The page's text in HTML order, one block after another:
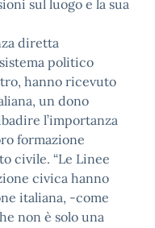
sul luogo e la sua
diretta
politico
hanno ricevuto
un dono
l’importanza
formazione
civile. “Le Linee
civica hanno
italiana, -come
non è solo una